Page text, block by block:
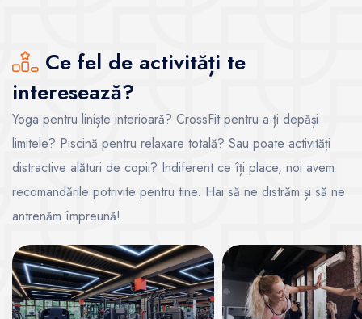
Ce fel de activități te
interesează?
Yoga pentru liniște interioară? CrossFit pentru a-ți depăși
limitele? Piscină pentru relaxare totală? Sau poate activități
distractive alături de copii? Indiferent ce îți place, noi avem
recomandările potrivite pentru tine. Hai să ne distrăm și să ne
antrenăm împreună!